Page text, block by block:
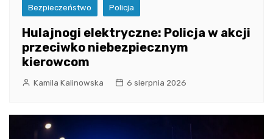
Bezpieczeństwo Policja
Hulajnogi elektryczne: Policja w akcji
przeciwko niebezpiecznym
kierowcom
Kamila Kalinowska 6 sierpnia 2026